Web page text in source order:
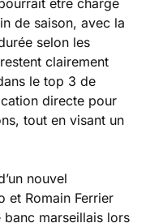
de saison, avec la
selon les
clairement
le top 3 de
directe pour
tout en visant un
nouvel
et Romain Ferrier
banc marseillais lors